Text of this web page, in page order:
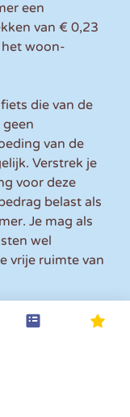
een
van € 0,23
woon-
die van de
van de
Verstrek je
voor deze
belast als
Je mag als
wel
vrije ruimte van
onder in de